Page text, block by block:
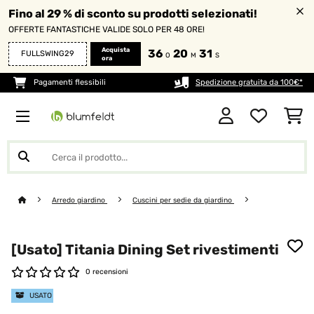
Fino al 29 % di sconto su prodotti selezionati!
OFFERTE FANTASTICHE VALIDE SOLO PER 48 ORE!
FULLSWING29
Acquista
ora
36 O 20 M 31 S
Pagamenti flessibili Spedizione gratuita da 100€*
Arredo giardino Cuscini per sedie da giardino
[Usato] Titania Dining Set rivestimenti
0 recensioni
USATO